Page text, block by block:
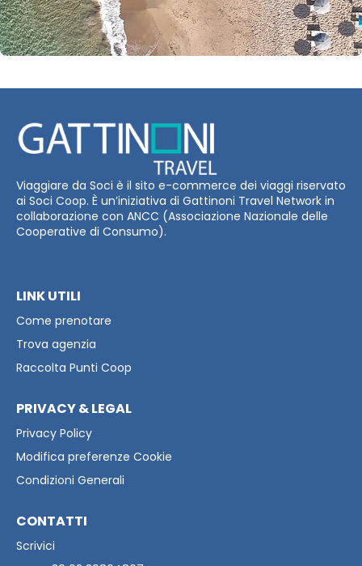
Viaggiare da Soci è il sito e-commerce dei viaggi riservato
ai Soci Coop. È un’iniziativa di Gattinoni Travel Network in
collaborazione con ANCC (Associazione Nazionale delle
Cooperative di Consumo).
LINK UTILI
Come prenotare
Trova agenzia
Raccolta Punti Coop
PRIVACY & LEGAL
Privacy Policy
Modifica preferenze Cookie
Condizioni Generali
CONTATTI
Scrivici